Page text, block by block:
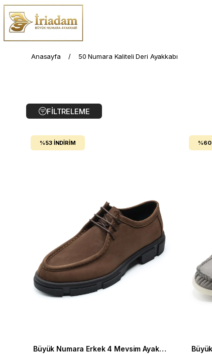
Anasayfa 50 Numara Kaliteli Deri Ayakkabı
FILTRELEME
Büyük Numara Erkek 4 Mevsim Ayakkabı - PASA103 Kahve
%53 İNDIRIM %60